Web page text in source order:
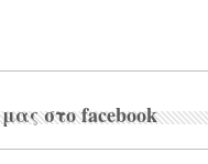
στο facebook